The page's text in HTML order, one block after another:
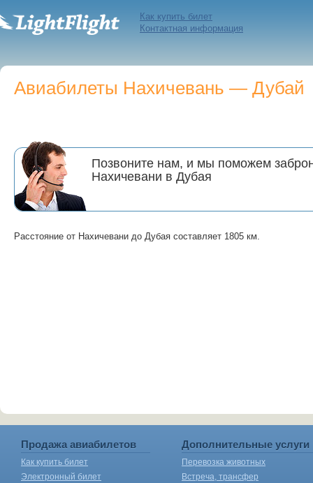
Как купить билет
Контактная информация
Авиабилеты Нахичевань — Дубай
Позвоните нам, и мы поможем
Нахичевани в Дубая
Расстояние от Нахичевани до Дубая составляет 1805 км.
Продажа авиабилетов
Как купить билет
Электронный билет
Дополнительные услуги
Перевозка животных
Встреча, трансфер